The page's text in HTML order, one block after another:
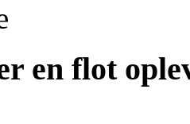
en flot